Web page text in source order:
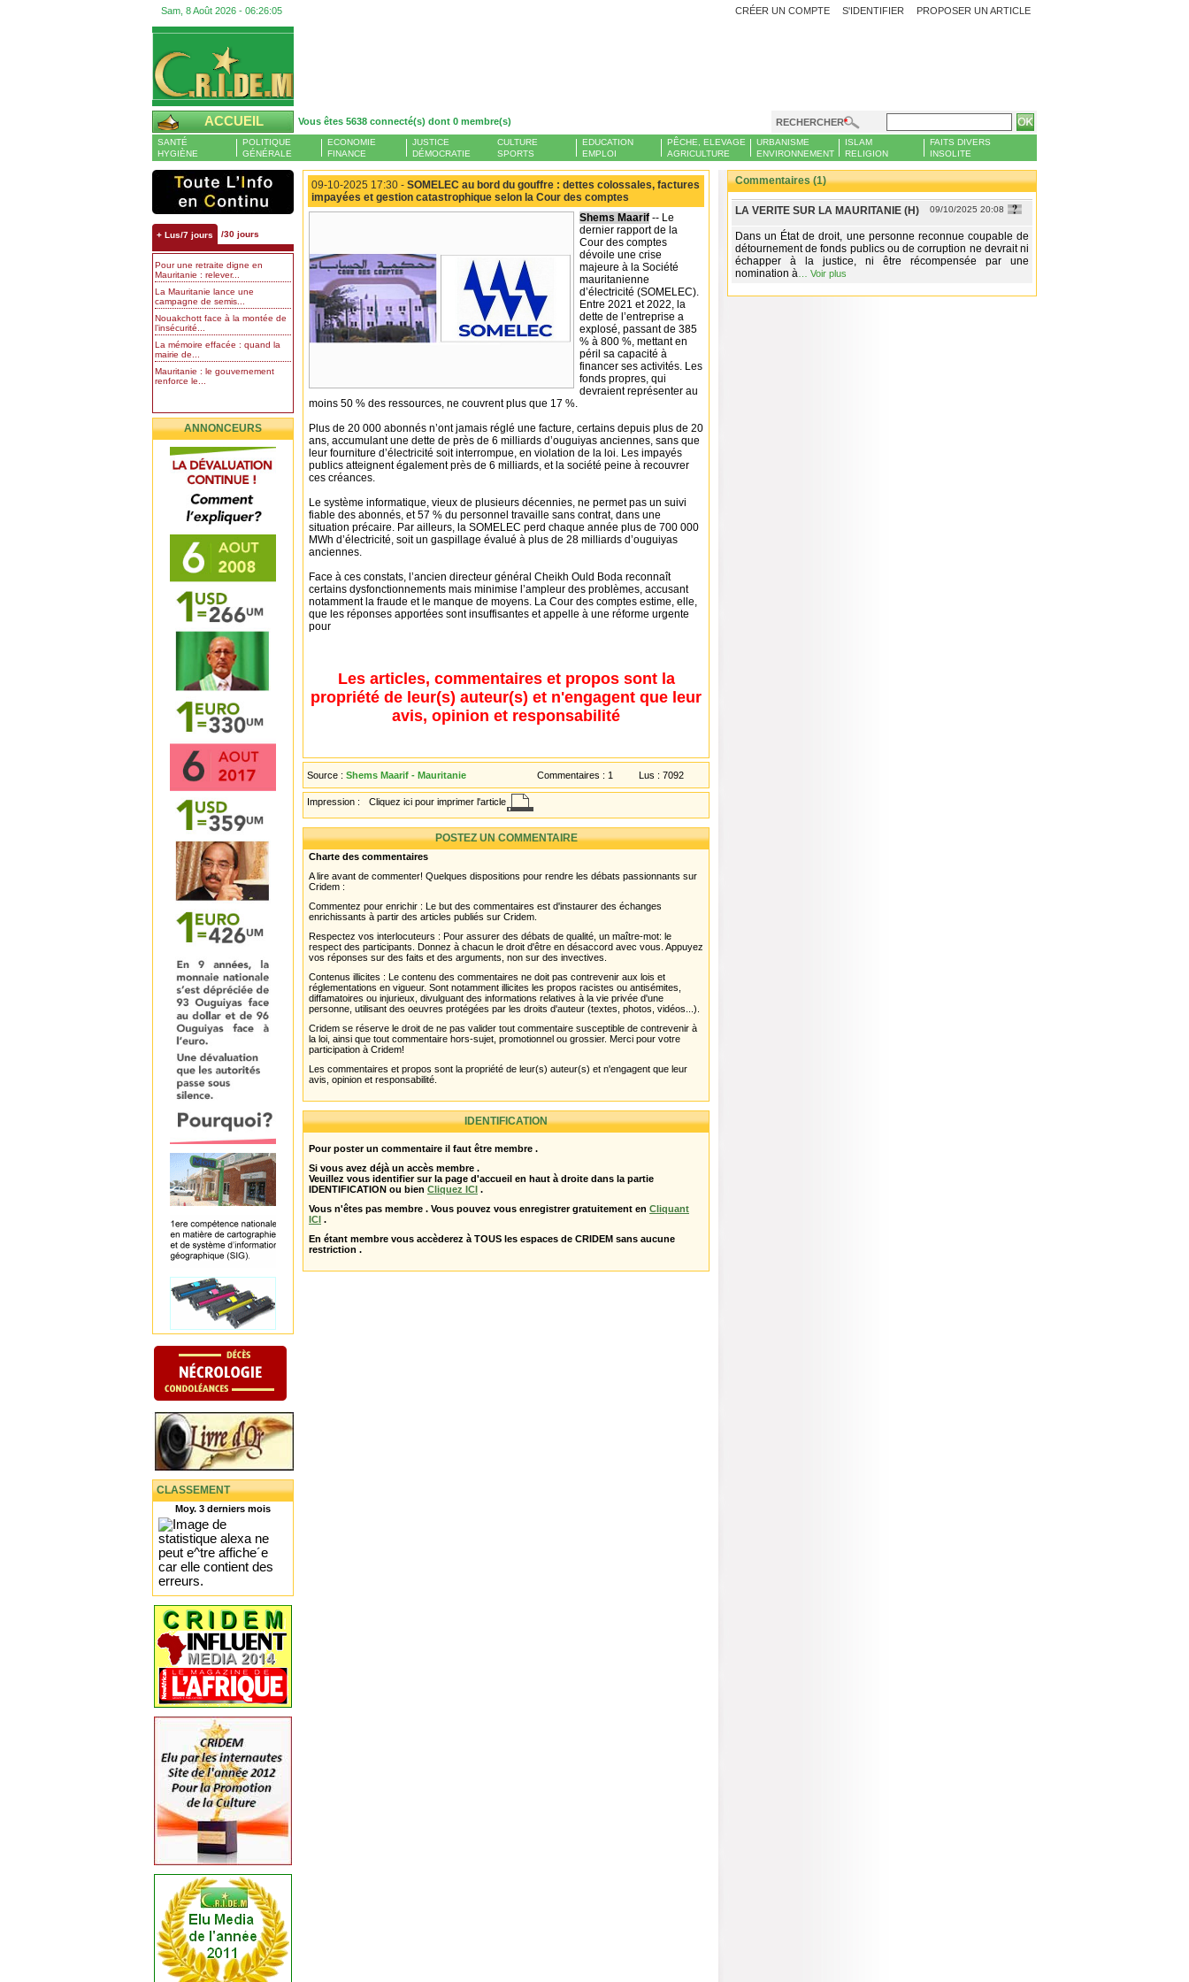
Sam, 8 Août 2026 - 06:26:06 PROPOSER UN ARTICLE
CRÉER UN COMPTE S'IDENTIFIER
ACCUEIL Vous êtes 5638 connecté(s) dont 0 membre(s) RECHERCHER
SANTÉ
HYGIÈNE
POLITIQUE
GÉNÉRALE
ECONOMIE
FINANCE
JUSTICE
DÉMOCRATIE
CULTURE
SPORTS
EDUCATION
EMPLOI
PÊCHE, ELEVAGE
AGRICULTURE
URBANISME
ENVIRONNEMENT
ISLAM
RELIGION
FAITS DIVERS
INSOLITE
+ Lus/7 jours /30 jours
Pour une retraite digne en
Mauritanie : relever...
La Mauritanie lance une
campagne de semis...
Nouakchott face à la montée de
l’insécurité...
La mémoire effacée : quand la
mairie de...
Mauritanie : le gouvernement
renforce le...
ANNONCEURS
CLASSEMENT
Moy. 3 derniers mois
09-10-2025 17:30 - SOMELEC au bord du gouffre : dettes colossales, factures
impayées et gestion catastrophique selon la Cour des comptes
Shems Maarif -- Le
dernier rapport de la
Cour des comptes
dévoile une crise
majeure à la Société
mauritanienne
d’électricité (SOMELEC).
Entre 2021 et 2022, la
dette de l’entreprise a
explosé, passant de 385
% à 800 %, mettant en
péril sa capacité à
financer ses activités. Les
fonds propres, qui
devraient représenter au
moins 50 % des ressources, ne couvrent plus que 17 %.
Plus de 20 000 abonnés n’ont jamais réglé une facture, certains depuis plus de 20
ans, accumulant une dette de près de 6 milliards d’ouguiyas anciennes, sans que
leur fourniture d’électricité soit interrompue, en violation de la loi. Les impayés
publics atteignent également près de 6 milliards, et la société peine à recouvrer
ces créances.
Le système informatique, vieux de plusieurs décennies, ne permet pas un suivi
fiable des abonnés, et 57 % du personnel travaille sans contrat, dans une
situation précaire. Par ailleurs, la SOMELEC perd chaque année plus de 700 000
MWh d’électricité, soit un gaspillage évalué à plus de 28 milliards d’ouguiyas
anciennes.
Face à ces constats, l’ancien directeur général Cheikh Ould Boda reconnaît
certains dysfonctionnements mais minimise l’ampleur des problèmes, accusant
notamment la fraude et le manque de moyens. La Cour des comptes estime, elle,
que les réponses apportées sont insuffisantes et appelle à une réforme urgente
pour
Les articles, commentaires et propos sont la
propriété de leur(s) auteur(s) et n'engagent que leur
avis, opinion et responsabilité
Source : Shems Maarif - Mauritanie Commentaires : 1 Lus : 7092
Impression : Cliquez ici pour imprimer l'article
POSTEZ UN COMMENTAIRE
Charte des commentaires
A lire avant de commenter! Quelques dispositions pour rendre les débats passionnants sur
Cridem :
Commentez pour enrichir : Le but des commentaires est d'instaurer des échanges
enrichissants à partir des articles publiés sur Cridem.
Respectez vos interlocuteurs : Pour assurer des débats de qualité, un maître-mot: le
respect des participants. Donnez à chacun le droit d'être en désaccord avec vous. Appuyez
vos réponses sur des faits et des arguments, non sur des invectives.
Contenus illicites : Le contenu des commentaires ne doit pas contrevenir aux lois et
réglementations en vigueur. Sont notamment illicites les propos racistes ou antisémites,
diffamatoires ou injurieux, divulguant des informations relatives à la vie privée d'une
personne, utilisant des oeuvres protégées par les droits d'auteur (textes, photos, vidéos...).
Cridem se réserve le droit de ne pas valider tout commentaire susceptible de contrevenir à
la loi, ainsi que tout commentaire hors-sujet, promotionnel ou grossier. Merci pour votre
participation à Cridem!
Les commentaires et propos sont la propriété de leur(s) auteur(s) et n'engagent que leur
avis, opinion et responsabilité.
IDENTIFICATION
Pour poster un commentaire il faut être membre .
Si vous avez déjà un accès membre .
Veuillez vous identifier sur la page d'accueil en haut à droite dans la partie
IDENTIFICATION ou bien Cliquez ICI .
Vous n'êtes pas membre . Vous pouvez vous enregistrer gratuitement en Cliquant
ICI .
En étant membre vous accèderez à TOUS les espaces de CRIDEM sans aucune
restriction .
Commentaires (1)
LA VERITE SUR LA MAURITANIE (H) 09/10/2025 20:08
Dans un État de droit, une personne reconnue coupable de
détournement de fonds publics ou de corruption ne devrait ni
échapper à la justice, ni être récompensée par une
nomination à
Voir plus